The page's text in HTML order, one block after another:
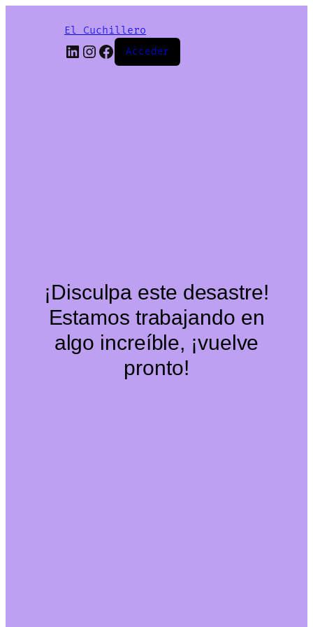
El Cuchillero
LinkedIn
Instagram
Facebook
Acceder
¡Disculpa este desastre!
Estamos trabajando en
algo increíble, ¡vuelve
pronto!